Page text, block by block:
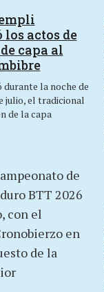
actos de
capa al
la noche de
julio, el tradicional
de la capa